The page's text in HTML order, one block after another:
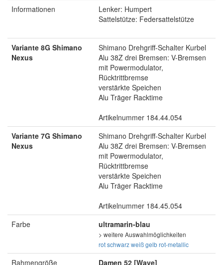
Informationen
Lenker: Humpert
Sattelstütze: Federsattelstütze
Variante 8G Shimano
Nexus
Shimano Drehgriff-Schalter Kurbel
Alu 38Z drei Bremsen: V-Bremsen
mit Powermodulator,
Rücktrittbremse
verstärkte Speichen
Alu Träger Racktime
Artikelnummer 184.44.054
Variante 7G Shimano
Nexus
Shimano Drehgriff-Schalter Kurbel
Alu 38Z drei Bremsen: V-Bremsen
mit Powermodulator,
Rücktrittbremse
verstärkte Speichen
Alu Träger Racktime
Artikelnummer 184.45.054
Farbe
ultramarin-blau
> weitere Auswahlmöglichkeiten
rotschwarzweißgelbrot-metallic
Rahmengröße Damen 52 [Wave]